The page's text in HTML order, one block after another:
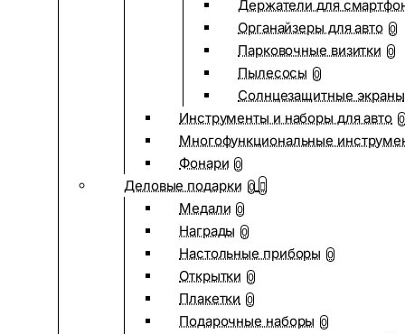
Держатели для
Органайзеры для авто 0
Парковочные визитки 0
Пылесосы 0
Солнцезащитные экраны
Инструменты и наборы для авто 0
Многофункциональные
Фонари 0
Деловые подарки 0
Медали 0
Награды 0
Настольные приборы 0
Открытки 0
Плакетки 0
Подарочные наборы 0